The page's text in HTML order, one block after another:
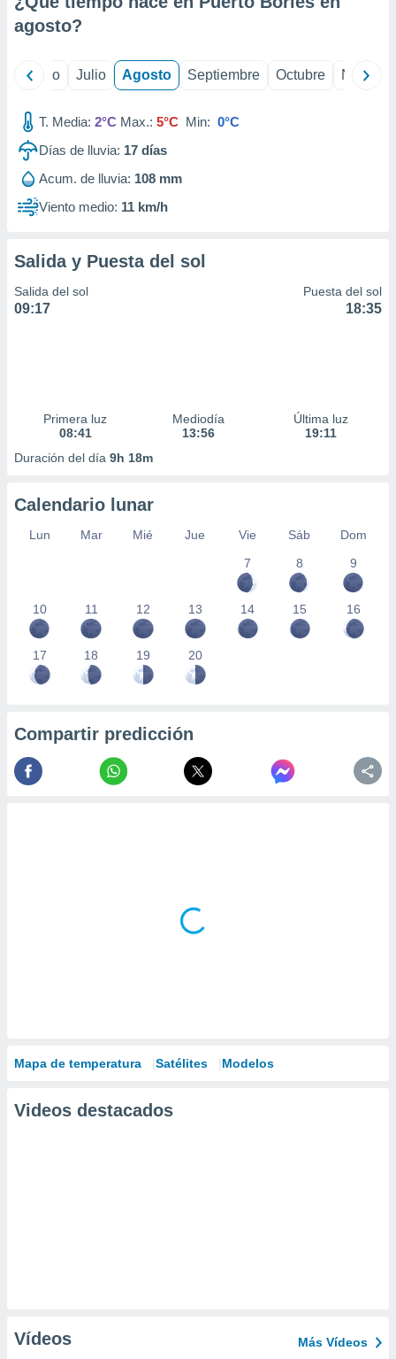
e
publicidad
publicidad
de
agosto?
Junio Julio Agosto Septiembre Octubre
T. Media: 2°C Max.: 5°C Min: 0°C
Días de lluvia: 17 días
Acum. de lluvia: 108 mm
Viento medio: 11 km/h
Salida y Puesta del sol
Salida del sol
09:17
Puesta del sol
18:35
Primera luz
08:41
Mediodía
13:56
Última luz
19:11
Duración del día 9h 18m
Calendario lunar
Lun Mar Mié Jue Vie Sáb
Dom
7
8 9
10 11 12 13 14 15 16
17 18 19 20
Compartir predicción
Mapa de temperatura Satélites Modelos
Videos destacados
Vídeos Más Vídeos